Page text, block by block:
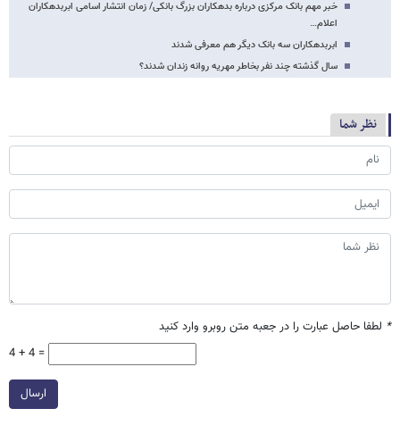
خبر مهم بانک مرکزی درباره بدهکاران بزرگ بانکی/ زمان انتشار اسامی ابربدهکاران
اعلام…
ابربدهکاران سه بانک دیگر هم معرفی شدند
سال گذشته چند نفر بخاطر مهریه روانه زندان شدند؟
نظر شما
* لطفا حاصل عبارت را در جعبه متن روبرو وارد کنید
4 + 4 =
ارسال